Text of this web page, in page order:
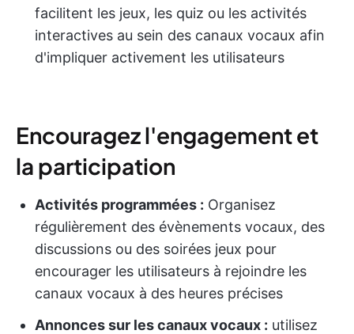
facilitent les jeux, les quiz ou les activités
interactives au sein des canaux vocaux afin
d'impliquer activement les utilisateurs
Encouragez l'engagement et
la participation
Activités programmées : Organisez
régulièrement des évènements vocaux, des
discussions ou des soirées jeux pour
encourager les utilisateurs à rejoindre les
canaux vocaux à des heures précises
Annonces sur les canaux vocaux : utilisez